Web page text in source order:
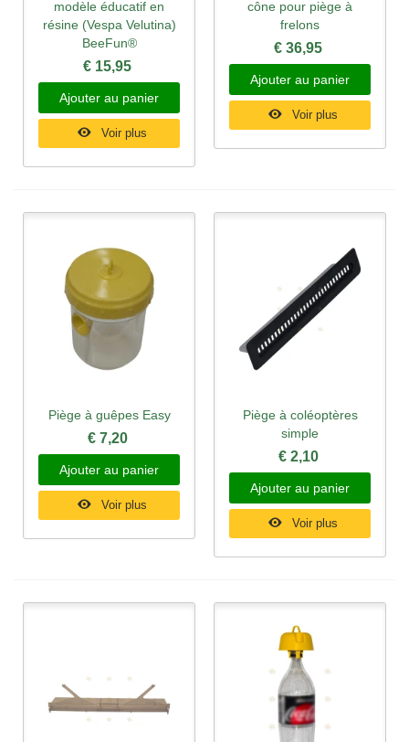
modèle éducatif en
résine (Vespa Velutina)
BeeFun®
€ 15,95
Ajouter au panier
Voir plus
cône pour piège à
frelons
€ 36,95
Ajouter au panier
Voir plus
Piège à guêpes Easy
€ 7,20
Ajouter au panier
Voir plus
Piège à coléoptères
simple
€ 2,10
Ajouter au panier
Voir plus